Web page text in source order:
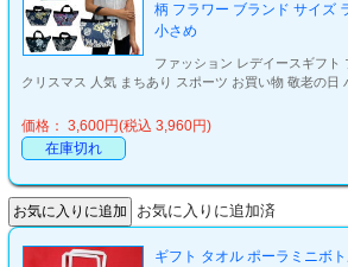
柄 フラワー ブランド サイズ
小さめ
ファッション レデイースギフト
クリスマス 人気 まちあり スポーツ お買い物 敬老の日
価格： 3,600円(税込 3,960円)
在庫切れ
お気に入りに追加済
ギフト タオル ポーラミニボ